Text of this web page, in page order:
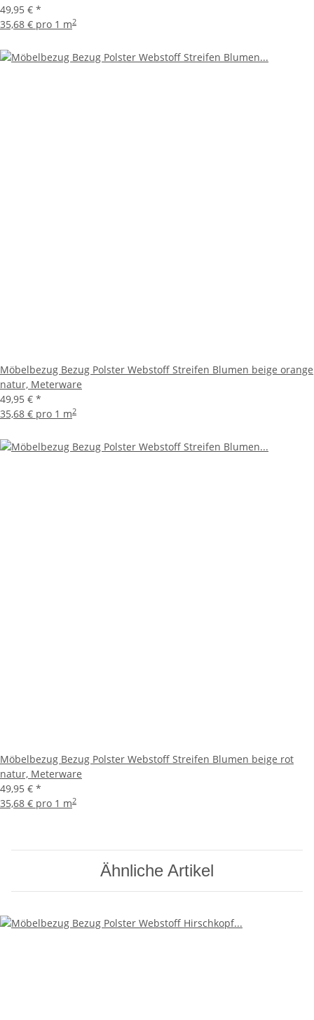
49,95 € *
35,68 € pro 1 m2
Möbelbezug Bezug Polster Webstoff Streifen Blumen beige orange
natur, Meterware
49,95 € *
35,68 € pro 1 m2
Möbelbezug Bezug Polster Webstoff Streifen Blumen beige rot
natur, Meterware
49,95 € *
35,68 € pro 1 m2
Ähnliche Artikel